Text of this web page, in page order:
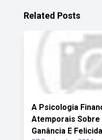
Related Posts
A Psicologia
Atemporais Sobre
Ganância E